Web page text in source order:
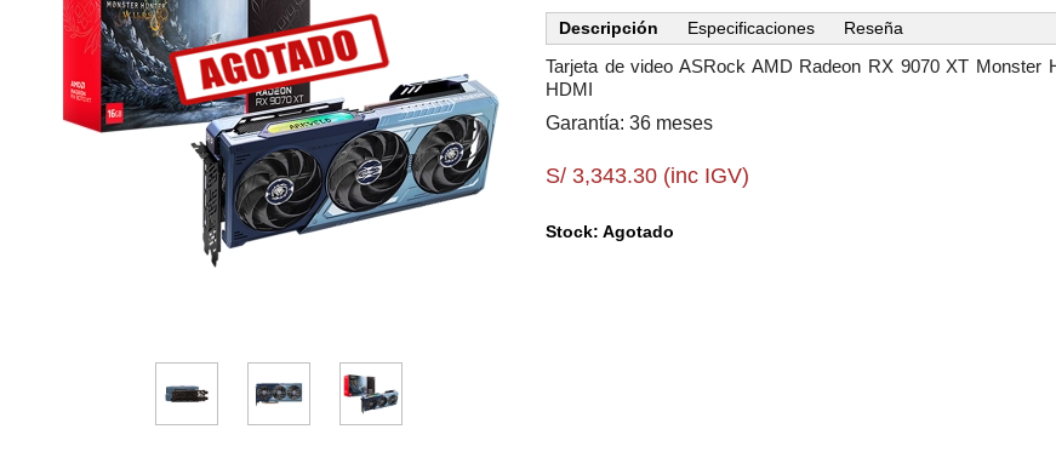
Descripción Especificaciones Reseña
Tarjeta de video ASRock AMD Radeon RX 9070 XT
HDMI
Garantía: 36 meses
S/ 3,343.30 (inc IGV)
Stock: Agotado